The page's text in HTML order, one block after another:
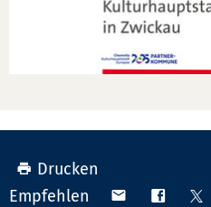
Drucken
Empfehlen
Teilen Teilen